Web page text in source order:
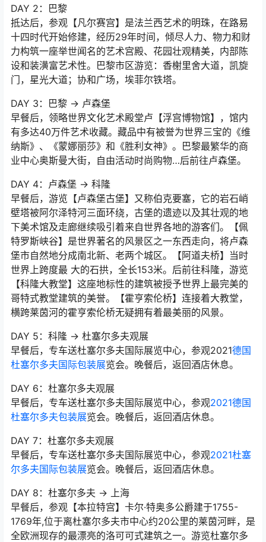
DAY 2：巴黎
抵达后，参观【凡尔赛宫】是法兰西艺术的明珠，在路易
十四时代开始修建，经历29年时间，倾尽人力、物力和财
力构筑一座举世闻名的艺术宫殿、花园壮观精美，内部陈
设和装潢富艺术性。巴黎市区游览：香榭里舍大道，凯旋
门，星光大道；协和广场，埃菲尔铁塔。
DAY 3：巴黎 → 卢森堡
早餐后，领略世界文化艺术殿堂卢【浮宫博物馆】，馆内
有多达40万件艺术收藏。藏品中有被誉为世界三宝的《维
纳斯》、《蒙娜丽莎》和《胜利女神》。巴黎最繁华的商
业中心奥斯曼大街，自由活动时尚购物…后前往卢森堡。
DAY 4：卢森堡 → 科隆
早餐后，游览【卢森堡古堡】又称伯克要塞，它的岩石峭
壁塔被阿尔泽特河三面环绕，古堡的遗迹以及其壮观的地
下美术馆及走廊继续吸引着来自世界各地的游客们。【佩
特罗斯峡谷】是世界著名的风景区之一东西走向，将卢森
堡市自然地分成南北新、老两个城区。【阿道夫桥】当时
世界上跨度最 大的石拱，全长153米。后前往科隆，游览
【科隆大教堂】这座地标性的建筑被授予世界上最完美的
哥特式教堂建筑的美誉。【霍亨索伦桥】连接着大教堂，
横跨莱茵河的霍亨索伦桥无疑拥有着最美丽的风景。
DAY 5：科隆 → 杜塞尔多夫观展
早餐后，专车送杜塞尔多夫国际展览中心，参观2021德国
杜塞尔多夫国际包装展览会。晚餐后，返回酒店休息。
DAY 6：杜塞尔多夫观展
早餐后，专车送杜塞尔多夫国际展览中心，参观2021德国
杜塞尔多夫包装展览会。晚餐后，返回酒店休息。
DAY 7：杜塞尔多夫观展
早餐后，专车送杜塞尔多夫国际展览中心，参观2021杜塞
尔多夫国际包装展览会。晚餐后，返回酒店休息。
DAY 8：杜塞尔多夫 → 上海
早餐后，参观【本拉特宫】卡尔·特奥多公爵建于1755-
1769年,位于离杜塞尔多夫市中心约20公里的莱茵河畔，是
全欧洲现存的最漂亮的洛可可式建筑之一。游览杜塞尔多